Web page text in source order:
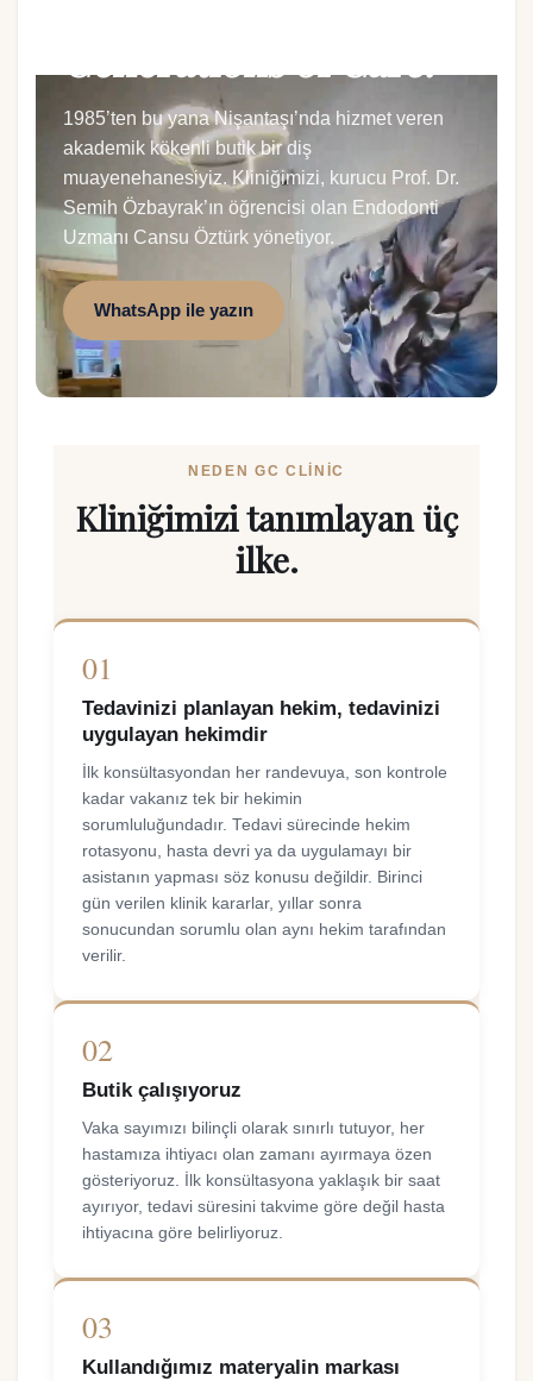
Generations of Care.
1985’ten bu yana Nişantaşı’nda hizmet veren
akademik kökenli butik bir diş
muayenehanesiyiz. Kliniğimizi, kurucu Prof. Dr.
Semih Özbayrak’ın öğrencisi olan Endodonti
Uzmanı Cansu Öztürk yönetiyor.
WhatsApp ile yazın
NEDEN GC CLINIC
Kliniğimizi tanımlayan üç
ilke.
01
Tedavinizi planlayan hekim, tedavinizi
uygulayan hekimdir
İlk konsültasyondan her randevuya, son kontrole
kadar vakanız tek bir hekimin
sorumluluğundadır. Tedavi sürecinde hekim
rotasyonu, hasta devri ya da uygulamayı bir
asistanın yapması söz konusu değildir. Birinci
gün verilen klinik kararlar, yıllar sonra
sonucundan sorumlu olan aynı hekim tarafından
verilir.
02
Butik çalışıyoruz
Vaka sayımızı bilinçli olarak sınırlı tutuyor, her
hastamıza ihtiyacı olan zamanı ayırmaya özen
gösteriyoruz. İlk konsültasyona yaklaşık bir saat
ayırıyor, tedavi süresini takvime göre değil hasta
ihtiyacına göre belirliyoruz.
03
Kullandığımız materyalin markası